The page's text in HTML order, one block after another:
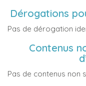
Dérogations
Pas de dérogation
Contenus
Pas de contenus non